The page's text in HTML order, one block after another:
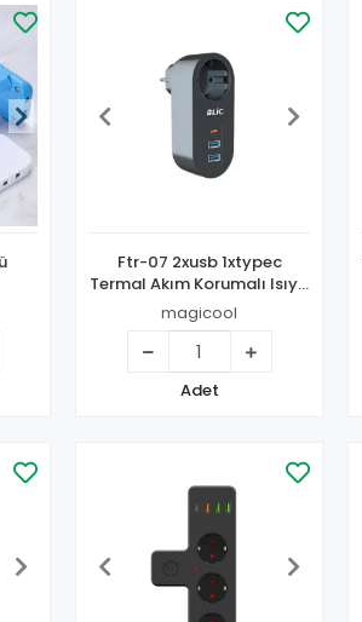
Ftr-07 2xusb 1xtypec
Termal Akım Korumalı Isıya
Dayanıklı Tekli Priz
magicool
Adet